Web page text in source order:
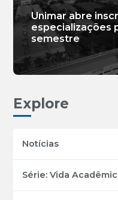
Unimar abre
especializações
semestre
Explore
Notícias
Série: Vida